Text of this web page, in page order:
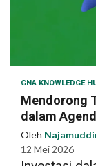
GNA KNOWLEDGE
Mendorong
dalam
Oleh
12 Mei 2026